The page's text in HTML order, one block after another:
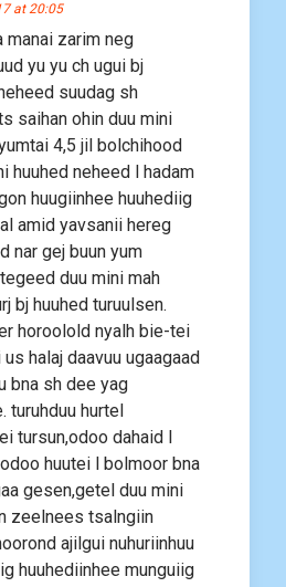
at 20:05
manai zarim neg
yu yu ch ugui bj
suudag sh
saihan ohin duu mini
4,5 jil bolchihood
huuhed neheed l hadam
huugiinhee huuhediig
amid yavsanii hereg
nar gej buun yum
duu mini mah
bj huuhed turuulsen.
horoolold nyalh bie-tei
halaj daavuu ugaagaad
bna sh dee yag
turuhduu hurtel
tursun,odoo dahaid l
huutei l bolmoor bna
gesen,getel duu mini
zeelnees tsalngiin
ajilgui nuhuriinhuu
huuhediinhee munguiig